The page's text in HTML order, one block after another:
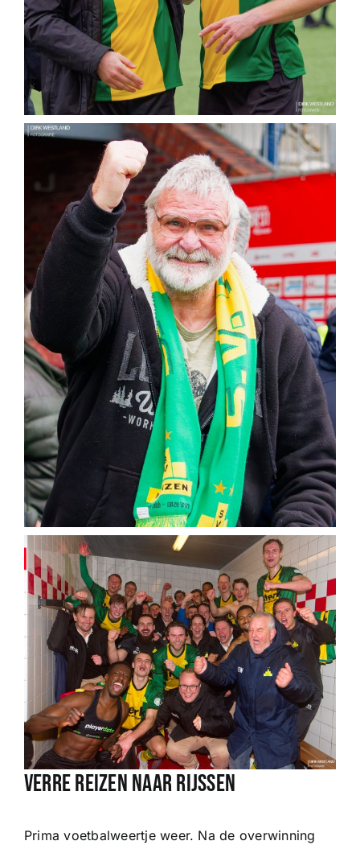
Verre reizen naar Rijssen
Prima voetbalweertje weer. Na de overwinning